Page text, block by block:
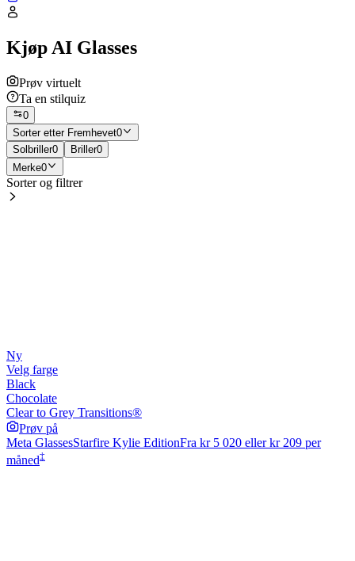
Kjøp AI Glasses
Prøv virtuelt
Ta en stilquiz
0
Sorter etter Fremhevet0
Solbriller0 Briller0
Merke0
Sorter og filtrer
Ny
Velg farge
Black
Chocolate
Clear to Grey Transitions®
Prøv på
Meta GlassesStarfire Kylie EditionFra kr 5 020 eller kr 209 per
måned‡